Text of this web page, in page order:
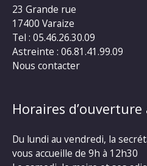
23 Grande rue
17400 Varaize
Tel : 05.46.26.30.09
Astreinte : 06.81.41.99.09
Nous contacter
Horaires
Du lundi au vendredi, la
vous accueille de 9h à 12h30